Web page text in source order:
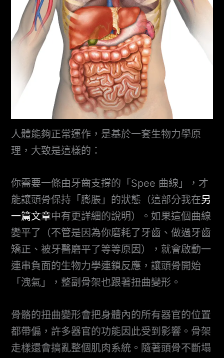
人體能夠正常運作，是基於一套生物力學原
理，大致是這樣的：
你需要一條由牙齒支撐的「Spee 曲線」，才
能讓頭骨保持「膨脹」的狀態（這部分我在另
一篇文章中有更詳細的說明）。如果這個曲線
變平了（不管是因為你磨耗了牙齒、做過牙齒
矯正、被牙醫磨平了等等原因），就會啟動一
連串負面的生物力學連鎖反應，讓頭骨開始
「洩氣」，整副骨架也跟著扭曲變形。
骨骼的扭曲變形會把身體內的所有器官的位置
都帶偏，許多器官的功能因此受到影響。骨架
走樣還會搞亂整個肌肉系統。隨著頭骨不斷塌